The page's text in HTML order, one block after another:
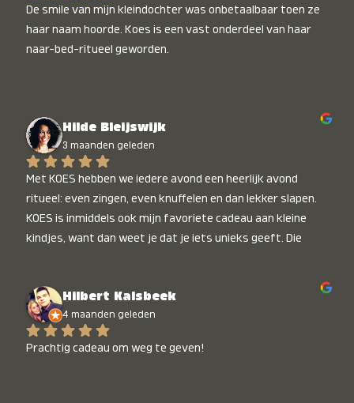
De smile van mijn kleindochter was onbetaalbaar toen ze
haar naam hoorde. Koes is een vast onderdeel van haar
naar-bed-ritueel geworden.
Hilde Bleijswijk
3 maanden geleden
Met KOES hebben we iedere avond een heerlijk avond
ritueel: even zingen, even knuffelen en dan lekker slapen.
KOES is inmiddels ook mijn favoriete cadeau aan kleine
kindjes, want dan weet je dat je iets unieks geeft. Die
Hilbert Kalsbeek
4 maanden geleden
Prachtig cadeau om weg te geven!